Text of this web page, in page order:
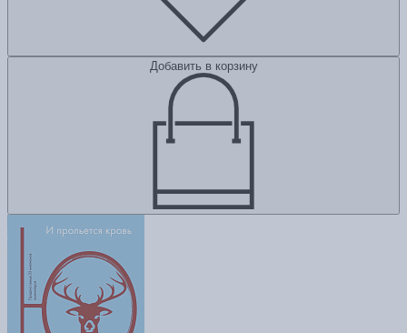
Добавить в корзину